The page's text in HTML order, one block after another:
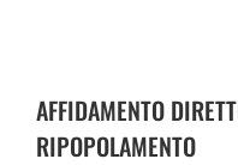
AFFIDAMENTO
RIPOPOLAMENTO